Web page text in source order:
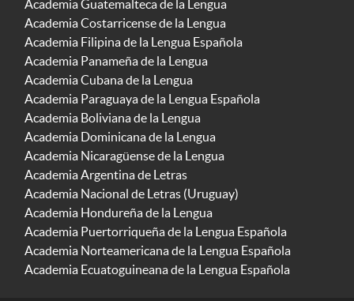
Academia Guatemalteca de la Lengua
Academia Costarricense de la Lengua
Academia Filipina de la Lengua Española
Academia Panameña de la Lengua
Academia Cubana de la Lengua
Academia Paraguaya de la Lengua Española
Academia Boliviana de la Lengua
Academia Dominicana de la Lengua
Academia Nicaragüense de la Lengua
Academia Argentina de Letras
Academia Nacional de Letras (Uruguay)
Academia Hondureña de la Lengua
Academia Puertorriqueña de la Lengua Española
Academia Norteamericana de la Lengua Española
Academia Ecuatoguineana de la Lengua Española